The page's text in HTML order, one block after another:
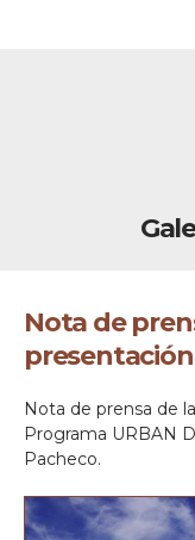
Nota de
presentación
Nota de prensa de
Programa URBAN
Pacheco.